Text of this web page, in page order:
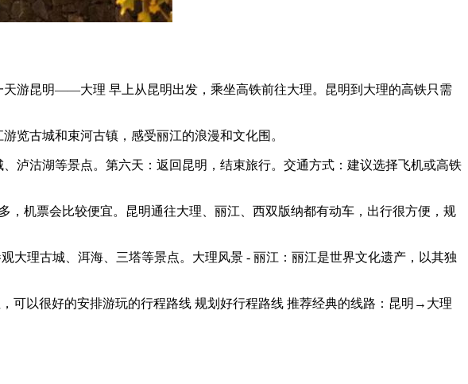
昆明——大理 早上从昆明出发，乘坐高铁前往大理。昆明到大理的高铁只需
览古城和束河古镇，感受丽江的浪漫和文化围。
泸沽湖等景点。第六天：返回昆明，结束旅行。交通方式：建议选择飞机或高铁
机票会比较便宜。昆明通往大理、丽江、西双版纳都有动车，出行很方便，规
大理古城、洱海、三塔等景点。大理风景 - 丽江：丽江是世界文化遗产，以其独
可以很好的安排游玩的行程路线 规划好行程路线 推荐经典的线路：昆明→大理